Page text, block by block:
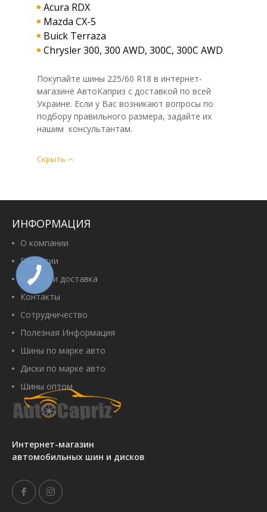
Acura RDX
Mazda CX-5
Buick Terraza
Chrysler 300, 300 AWD, 300C, 300C AWD
Покупайте шины 225/60 R18 в интернет-
магазине АвтоКаприз с доставкой по всей
Украине. Если у Вас возникают вопросы по
подбору правильного размера, задайте их
нашим консультантам.
Скрыть
Интернет-магазин
автомобильных шин и дисков
ИНФОРМАЦИЯ
О компании
Гарантии
Оплата и доставка
Контакты
Сотрудничество
Полезная Информация
Шины по марке авто
Диски по марке авто
Шины оптом